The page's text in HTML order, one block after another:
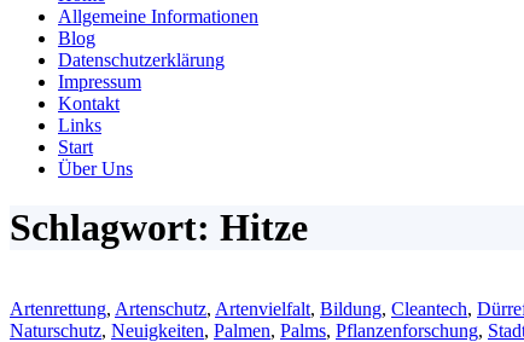
Allgemeine Informationen
Blog
Datenschutzerklärung
Impressum
Kontakt
Links
Start
Über Uns
Schlagwort: Hitze
Artenrettung, Artenschutz, Artenvielfalt, Bildung, Cleantech,
Naturschutz, Neuigkeiten, Palmen, Palms, Pflanzenforschung,